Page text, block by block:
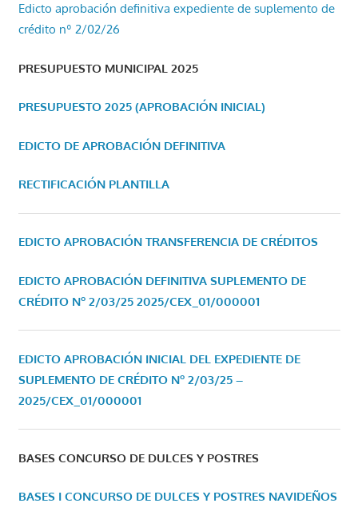
Edicto aprobación definitiva expediente de suplemento de
crédito nº 2/02/26
PRESUPUESTO MUNICIPAL 2025
PRESUPUESTO 2025 (APROBACIÓN INICIAL)
EDICTO DE APROBACIÓN DEFINITIVA
RECTIFICACIÓN PLANTILLA
EDICTO APROBACIÓN TRANSFERENCIA DE CRÉDITOS
EDICTO APROBACIÓN DEFINITIVA SUPLEMENTO DE
CRÉDITO Nº 2/03/25 2025/CEX_01/000001
EDICTO APROBACIÓN INICIAL DEL EXPEDIENTE DE
SUPLEMENTO DE CRÉDITO Nº 2/03/25 –
2025/CEX_01/000001
BASES CONCURSO DE DULCES Y POSTRES
BASES I CONCURSO DE DULCES Y POSTRES NAVIDEÑOS